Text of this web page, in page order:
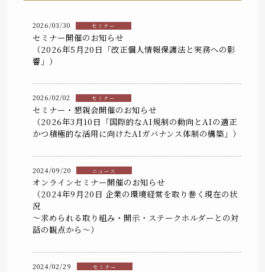
2026/03/30 セミナー
セミナー開催のお知らせ
（2026年5月20日「改正個人情報保護法と実務への影
響」）
2026/02/02 セミナー
セミナー・懇親会開催のお知らせ
（2026年3月10日「国際的なAI規制の動向とAIの適正
かつ積極的な活用に向けたAIガバナンス体制の構築」）
2024/09/20 ニュース
オンラインセミナー開催のお知らせ
（2024年9月20日 企業の環境経営を取り巻く現在の状
況
～求められる取り組み・開示・ステークホルダーとの対
話の観点から～）
2024/02/29 セミナー